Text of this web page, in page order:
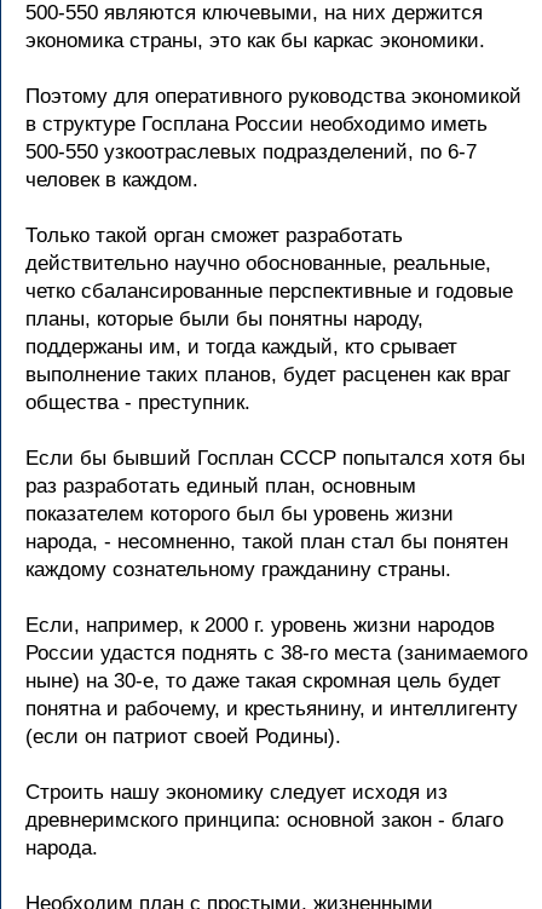
500-550 являются ключевыми, на них держится
экономика страны, это как бы каркас экономики.
Поэтому для оперативного руководства экономикой
в структуре Госплана России необходимо иметь
500-550 узкоотраслевых подразделений, по 6-7
человек в каждом.
Только такой орган сможет разработать
действительно научно обоснованные, реальные,
четко сбалансированные перспективные и годовые
планы, которые были бы понятны народу,
поддержаны им, и тогда каждый, кто срывает
выполнение таких планов, будет расценен как враг
общества - преступник.
Если бы бывший Госплан СССР попытался хотя бы
раз разработать единый план, основным
показателем которого был бы уровень жизни
народа, - несомненно, такой план стал бы понятен
каждому сознательному гражданину страны.
Если, например, к 2000 г. уровень жизни народов
России удастся поднять с 38-го места (занимаемого
ныне) на 30-е, то даже такая скромная цель будет
понятна и рабочему, и крестьянину, и интеллигенту
(если он патриот своей Родины).
Строить нашу экономику следует исходя из
древнеримского принципа: основной закон - благо
народа.
Необходим план с простыми, жизненными